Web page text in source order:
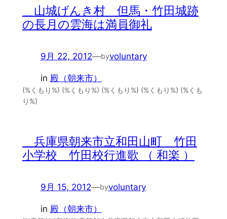
＿山城げんき村 但馬・竹田城跡
の長月の雲海は満員御礼
9月 22, 2012—byvoluntary
in 殿（朝来市）
(%くもり%) (%くもり%) (%くもり%) (%くもり%) (%くも
り%)
＿兵庫県朝来市立和田山町 竹田
小学校 竹田校行進歌 （ 和楽 ）
9月 15, 2012—byvoluntary
in 殿（朝来市）